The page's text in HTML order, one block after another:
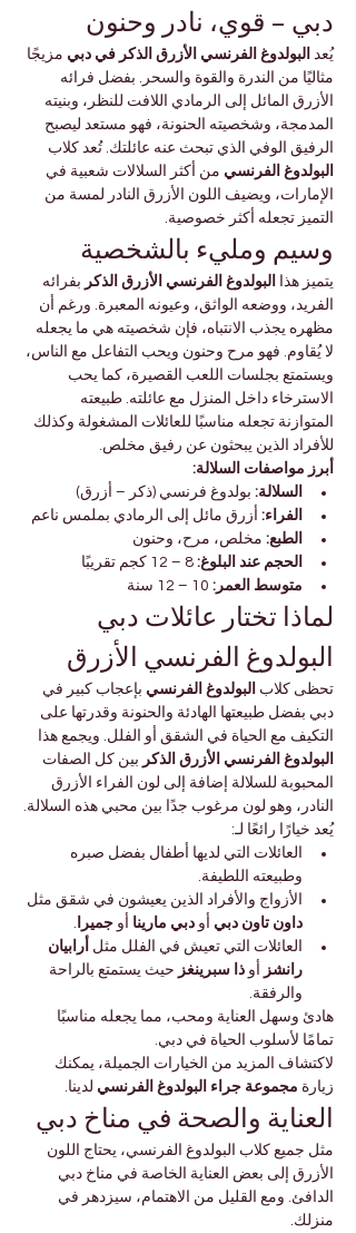
دبي – قوي، نادر وحنون
يُعد البولدوغ الفرنسي الأزرق الذكر في دبي مزيجًا
مثاليًا من الندرة والقوة والسحر. بفضل فرائه
الأزرق المائل إلى الرمادي اللافت للنظر، وبنيته
المدمجة، وشخصيته الحنونة، فهو مستعد ليصبح
الرفيق الوفي الذي تبحث عنه عائلتك. تُعد كلاب
البولدوغ الفرنسي من أكثر السلالات شعبية في
الإمارات، ويضيف اللون الأزرق النادر لمسة من
التميز تجعله أكثر خصوصية.
وسيم ومليء بالشخصية
يتميز هذا البولدوغ الفرنسي الأزرق الذكر بفرائه
الفريد، ووضعه الواثق، وعيونه المعبرة. ورغم أن
مظهره يجذب الانتباه، فإن شخصيته هي ما يجعله
لا يُقاوم. فهو مرح وحنون ويحب التفاعل مع الناس،
ويستمتع بجلسات اللعب القصيرة، كما يحب
الاسترخاء داخل المنزل مع عائلته. طبيعته
المتوازنة تجعله مناسبًا للعائلات المشغولة وكذلك
للأفراد الذين يبحثون عن رفيق مخلص.
أبرز مواصفات السلالة:
السلالة: بولدوغ فرنسي (ذكر – أزرق)
الفراء: أزرق مائل إلى الرمادي بملمس ناعم
الطبع: مخلص، مرح، وحنون
الحجم عند البلوغ:
متوسط العمر:
لماذا تختار عائلات دبي
البولدوغ الفرنسي الأزرق
تحظى كلاب البولدوغ الفرنسي بإعجاب كبير في
دبي بفضل طبيعتها الهادئة والحنونة وقدرتها على
التكيف مع الحياة في الشقق أو الفلل. ويجمع هذا
البولدوغ الفرنسي الأزرق الذكر بين كل الصفات
المحبوبة للسلالة إضافة إلى لون الفراء الأزرق
النادر، وهو لون مرغوب جدًا بين محبي هذه السلالة.
يُعد خيارًا رائعًا لـ:
العائلات التي لديها أطفال بفضل صبره
وطبيعته اللطيفة.
الأزواج والأفراد الذين يعيشون في شقق مثل
داون تاون دبي أو دبي مارينا أو جميرا .
العائلات التي تعيش في الفلل مثل أرابيان
رانشز
أو ذا سبرينغز حيث يستمتع بالراحة
والرفقة.
هادئ وسهل العناية ومحب، مما يجعله مناسبًا
تمامًا لأسلوب الحياة في دبي.
لاكتشاف المزيد من الخيارات الجميلة، يمكنك
زيارة مجموعة جراء البولدوغ الفرنسي لدينا.
العناية والصحة في مناخ دبي
مثل جميع كلاب البولدوغ الفرنسي، يحتاج اللون
الأزرق إلى بعض العناية الخاصة في مناخ دبي
الدافئ. ومع القليل من الاهتمام، سيزدهر في
منزلك.